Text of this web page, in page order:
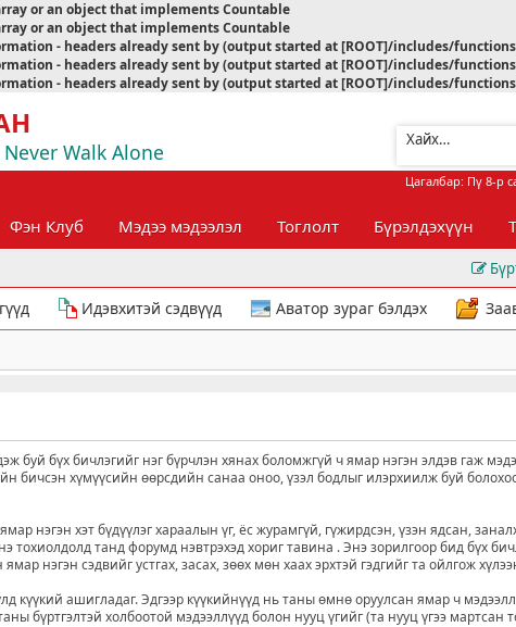
or an object that implements Countable
or an object that implements Countable
- headers already sent by (output started at [ROOT]/includes/
- headers already sent by (output started at [ROOT]/includes/
- headers already sent by (output started at [ROOT]/includes/
Walk Alone
Цагалбар: Пү 8-р
Фэн Клуб Мэдээ мэдээлэл Тоглолт Бүрэлдэхүүн
Идэвхитэй сэдвүүд Аватор зураг бэлдэх
бүх бичлэгийг нэг бүрчлэн хянах боломжгүй ч ямар нэгэн элдэв гаж
бичсэн хүмүүсийн өөрсдийн санаа оноо, үзэл бодлыг илэрхиилж буй
нэгэн хэт бүдүүлэг хараалын үг, ёс журамгүй, гүжирдсэн, үзэн ядсан,
тохиолдолд танд форумд нэвтрэхэд хориг тавина . Энэ зорилгоор бид бүх
нэгэн сэдвийг устгах, засах, зөөх мөн хаах эрхтэй гэдгийг та ойлгож
ашигладаг. Эдгээр күүкийнүүд нь таны өмнө оруулсан ямар ч
бүртгэлтэй холбоотой мэдээллүүд болон нууц үгийг (та нууц үгээ